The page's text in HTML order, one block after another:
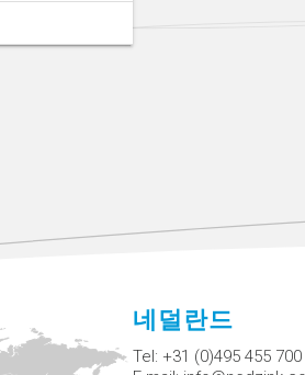
네덜란드
Tel: +31 (0)495 455 700